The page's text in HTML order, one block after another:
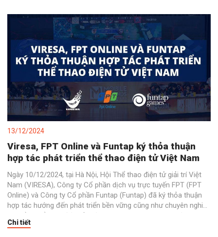
13/12/2024
Viresa, FPT Online và Funtap ký thỏa thuận
hợp tác phát triển thể thao điện tử Việt Nam
Ngày 10/12/2024, tại Hà Nội, Hội Thể thao điện tử giải trí Việt
Nam (VIRESA), Công ty Cổ phần dịch vụ trực tuyến FPT (FPT
Online) và Công ty Cổ phần Funtap (Funtap) đã ký thỏa thuận
hợp tác hướng đến phát triển bền vững cũng như chuyên nghiệp
hóa nền thể thao điện tử Việt Nam nói chung và các bộ môn
thể thao điện tử nói riêng, bao gồm Mobile Legends: Bang Bang
Chi tiết